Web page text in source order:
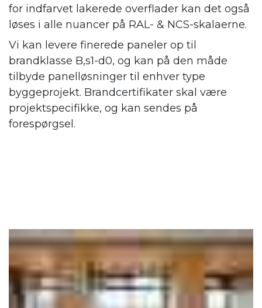
for indfarvet lakerede overflader kan det også
løses i alle nuancer på RAL- & NCS-skalaerne.
Vi kan levere finerede paneler op til
brandklasse B,s1-d0, og kan på den måde
tilbyde panelløsninger til enhver type
byggeprojekt. Brandcertifikater skal være
projektspecifikke, og kan sendes på
forespørgsel.